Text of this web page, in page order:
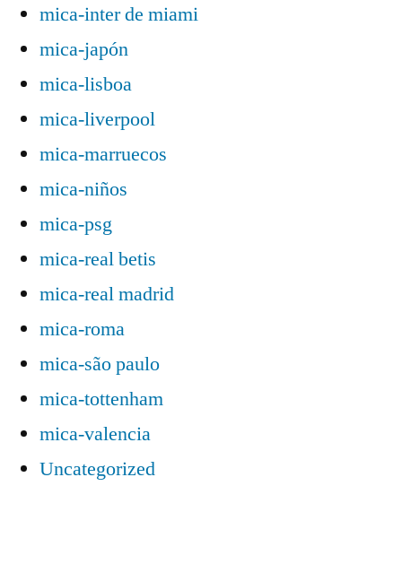
mica-inter de miami
mica-japón
mica-lisboa
mica-liverpool
mica-marruecos
mica-niños
mica-psg
mica-real betis
mica-real madrid
mica-roma
mica-são paulo
mica-tottenham
mica-valencia
Uncategorized